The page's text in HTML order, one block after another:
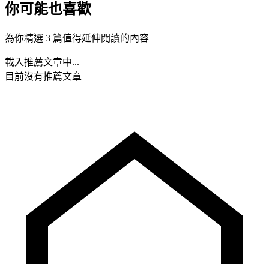
你可能也喜歡
為你精選 3 篇值得延伸閱讀的內容
載入推薦文章中...
目前沒有推薦文章